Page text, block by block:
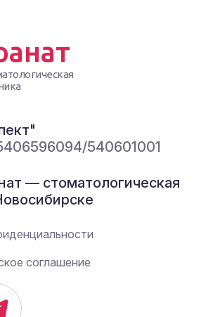
540601001
— стоматологическая
соглашение